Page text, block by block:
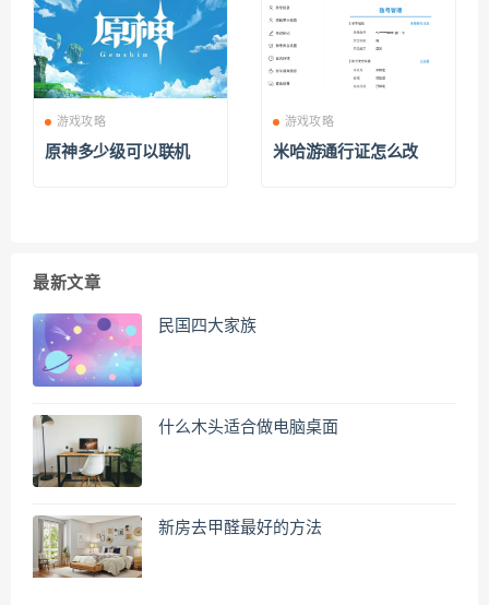
游戏攻略
原神多少级可以联机
游戏攻略
米哈游通行证怎么改
最新文章
民国四大家族
什么木头适合做电脑桌面
新房去甲醛最好的方法